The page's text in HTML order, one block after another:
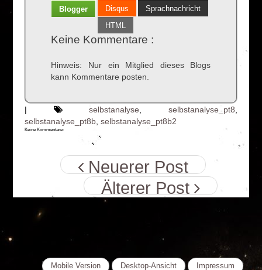
Blogger Disqus
Sprachnachricht
HTML
Keine Kommentare :
Hinweis: Nur ein Mitglied dieses Blogs
kann Kommentare posten.
| selbstanalyse selbstanalyse_pt8
selbstanalyse_pt8b ,selbstanalyse_pt8b2
Keine Kommentare:
Neuerer Post
Älterer Post
Mobile Version Desktop-Ansicht Impressum